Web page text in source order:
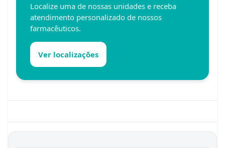
Localize uma de nossas unidades e receba
atendimento personalizado de nossos
farmacêuticos.
Ver localizações